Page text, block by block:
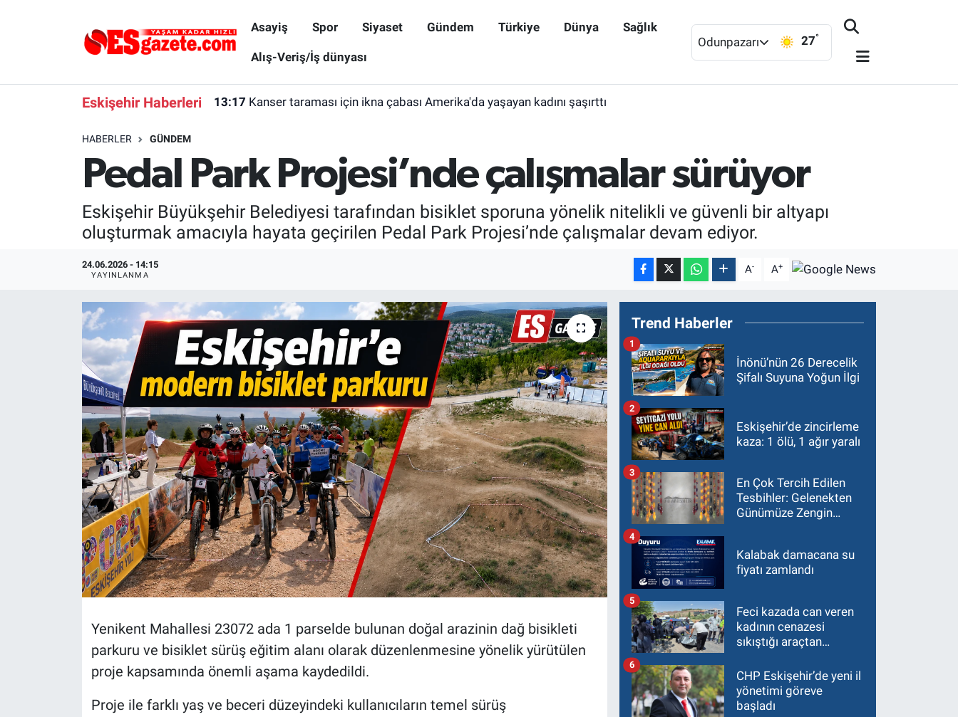
Asayiş Spor Siyaset Gündem Türkiye Dünya Sağlık
Alış-Veriş/İş dünyası
Odunpazarı 27°
Eskişehir Haberleri 13:17 Kanser taraması için ikna çabası Amerika'da yaşayan kadını şaşırttı
HABERLER GÜNDEM
Pedal Park Projesi’nde çalışmalar sürüyor
Eskişehir Büyükşehir Belediyesi tarafından bisiklet sporuna yönelik nitelikli ve güvenli bir altyapı
oluşturmak amacıyla hayata geçirilen Pedal Park Projesi’nde çalışmalar devam ediyor.
24.06.2026 - 14:15
YAYINLANMA A- A+
Yenikent Mahallesi 23072 ada 1 parselde bulunan doğal arazinin dağ bisikleti
parkuru ve bisiklet sürüş eğitim alanı olarak düzenlenmesine yönelik yürütülen
proje kapsamında önemli aşama kaydedildi.
Proje ile farklı yaş ve beceri düzeyindeki kullanıcıların temel sürüş
Trend Haberler
İnönü’nün 26 Derecelik
Şifalı Suyuna Yoğun İlgi
1
Eskişehir’de zincirleme
kaza: 1 ölü, 1 ağır yaralı
2
En Çok Tercih Edilen
Tesbihler: Gelenekten
Günümüze Zengin
3
Kalabak damacana su
fiyatı zamlandı
4
Feci kazada can veren
kadının cenazesi
sıkıştığı araçtan
5
CHP Eskişehir’de yeni il
yönetimi göreve
başladı
6
Alış-Veriş/İş dünyası
Eskişehirspor Arşivi
Röportaj
Ekonomi
Kültür Sanat
Politika
Kütahya
Magazin
Bilim ve Teknoloji
Eskişehir Nöbetçi Eczaneler
Süper Lig Puan Durumu ve Fikstür
Son Dakika Haberleri
Haber Arşivi